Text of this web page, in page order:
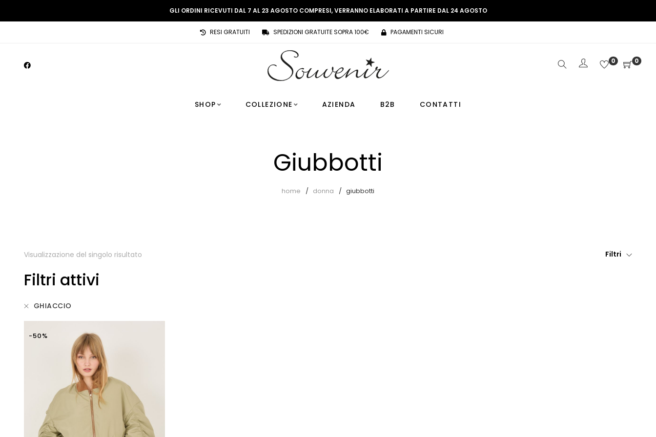
GLI ORDINI RICEVUTI DAL 7 AL 23 AGOSTO COMPRESI, VERRANNO ELABORATI A PARTIRE DAL 24 AGOSTO
RESI GRATUITI SPEDIZIONI GRATUITE SOPRA 100€ PAGAMENTI SICURI
0 0
SHOP COLLEZIONE AZIENDA B2B CONTATTI
Giubbotti
home donna giubbotti
Visualizzazione del singolo risultato Filtri
Filtri attivi
GHIACCIO
-50%